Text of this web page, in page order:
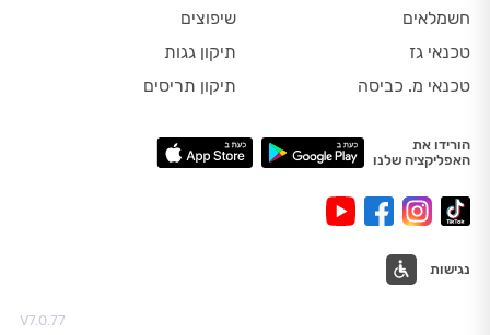
חשמלאים
טכנאי גז
טכנאי מ. כביסה
שיפוצים
תיקון גגות
תיקון תריסים
הורידו את
האפליקציה שלנו
נגישות
V7.0.77